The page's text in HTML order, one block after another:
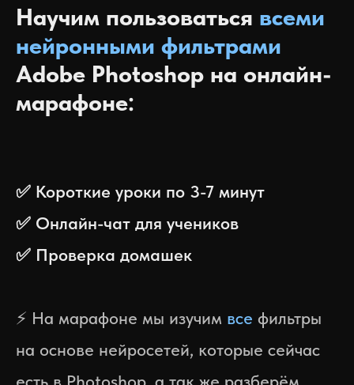
Научим пользоваться всеми
нейронными фильтрами
Adobe Photoshop на онлайн-
марафоне:
✅ Короткие уроки по 3-7 минут
✅ Онлайн-чат для учеников
✅ Проверка домашек
⚡ На марафоне мы изучим все фильтры
на основе нейросетей, которые сейчас
есть в Photoshop, а так же разберём